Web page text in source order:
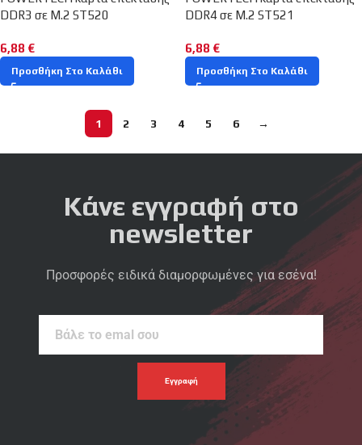
DDR3 σε M.2 ST520
6,88 €
Προσθήκη Στο Καλάθι
DDR4 σε M.2 ST521
6,88 €
Προσθήκη Στο Καλάθι
1 2 3 4 5 6 →
Κάνε εγγραφή στο
newsletter
Προσφορές ειδικά διαμορφωμένες για εσένα!